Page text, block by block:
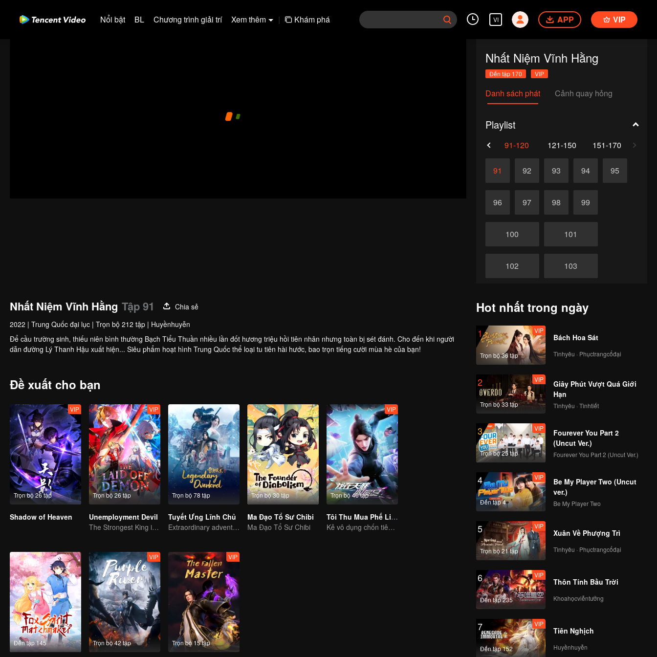
Nổi bật BL Chương trình giải trí Xem thêm | Khám phá VI APP VIP
Nhất Niệm Vĩnh Hằng
Đến tập 170 VIP
Danh sách phát Cảnh quay hỏng
Playlist
91-120 121-150 151-170
91 92 93 94 95
96 97 98 99
100 101
102 103
106
108 109
110 111
112
114 115
116 117
118
120
Nhất Niệm Vĩnh Hằng Tập 91
Chia sẻ
2022 | Trung Quốc đại lục | Trọn bộ 212 tập | Huyềnhuyễn
Để cầu trường sinh, thiếu niên bình thường Bạch Tiểu Thuần nhiều lần đốt hương triệu hồi tiên nhân nhưng toàn bị sét đánh. Cho đến khi người
dẫn đường Lý Thanh Hậu xuất hiện... Siêu phẩm hoạt hình Trung Quốc thể loại tu tiên hài hước, bao trọn tiếng cười mùa hè của bạn!
Đề xuất cho bạn
Trọn bộ 26 tập
VIP
Shadow of Heaven
Trọn bộ 26 tập
VIP
Unemployment Devil
The Strongest King in the Demon World Suddenly Gets Laid Off?
Trọn bộ 78 tập
Tuyết Ưng Lĩnh Chủ
Extraordinary adventure, a teenager reborn from adversity.
Trọn bộ 30 tập
Ma Đạo Tổ Sư Chibi
Ma Đạo Tổ Sư Chibi
Trọn bộ 40 tập
VIP
Tôi Thu Mua Phế Liệu Ở Thiên Đình
Kẻ vô dụng chốn tiên giới trảm yêu trừ ma
Đến tập 145 Trọn bộ 42 tập
VIP
Trọn bộ 15 tập
VIP
Hot nhất trong ngày
1
Trọn bộ 36 tập
VIP
Bách Hoa Sát
Tìnhyêu · Phụctrangcổđại
2
Trọn bộ 33 tập
VIP
Giây Phút Vượt Quá Giới
Hạn
Tìnhyêu · Tìnhtiết
3
Trọn bộ 25 tập
VIP
Fourever You Part 2
(Uncut Ver.)
Fourever You Part 2 (Uncut Ver.)
4
Đến tập 4
VIP
Be My Player Two (Uncut
ver.)
Be My Player Two
5
Trọn bộ 21 tập
VIP
Xuân Về Phượng Trì
Tìnhyêu · Phụctrangcổđại
6
Đến tập 235
VIP
Thôn Tính Bầu Trời
Khoahọcviễntưởng
7
Đến tập 152
VIP
Tiên Nghịch
Huyềnhuyễn